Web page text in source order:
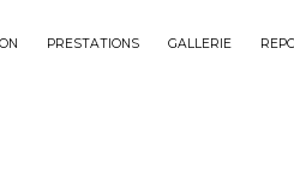
PRESTATIONS GALLERIE